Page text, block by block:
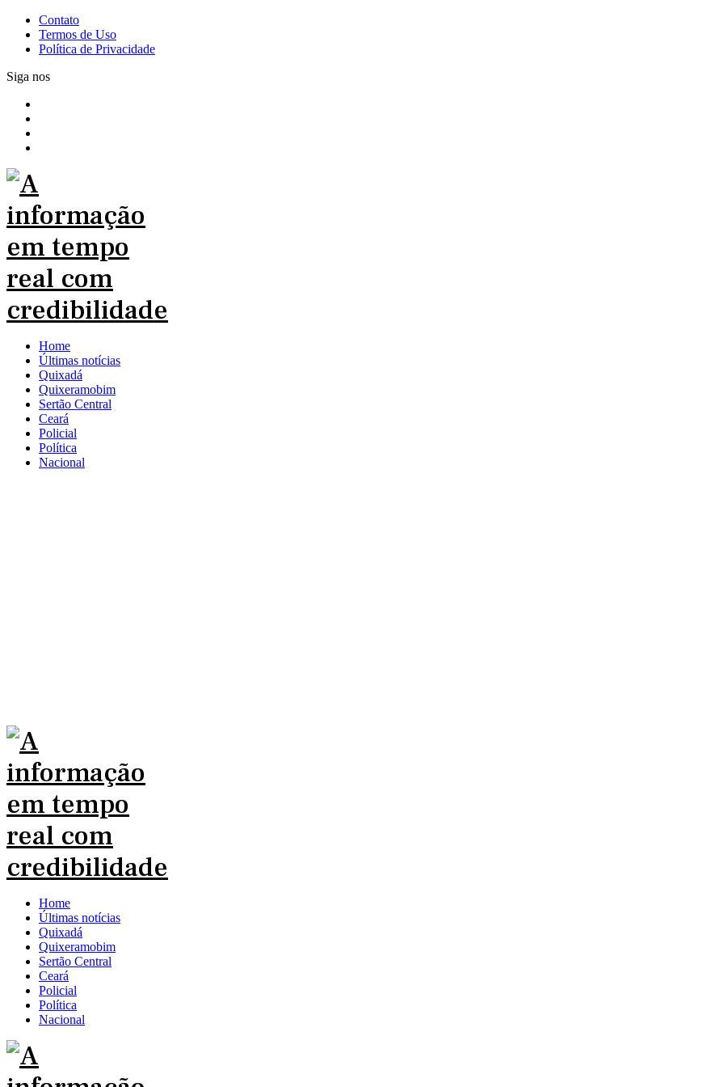
Contato
Termos de Uso
Política de Privacidade
Siga nos
Home
Últimas notícias
Quixadá
Quixeramobim
Sertão Central
Ceará
Policial
Política
Nacional
Home
Últimas notícias
Quixadá
Quixeramobim
Sertão Central
Ceará
Policial
Política
Nacional